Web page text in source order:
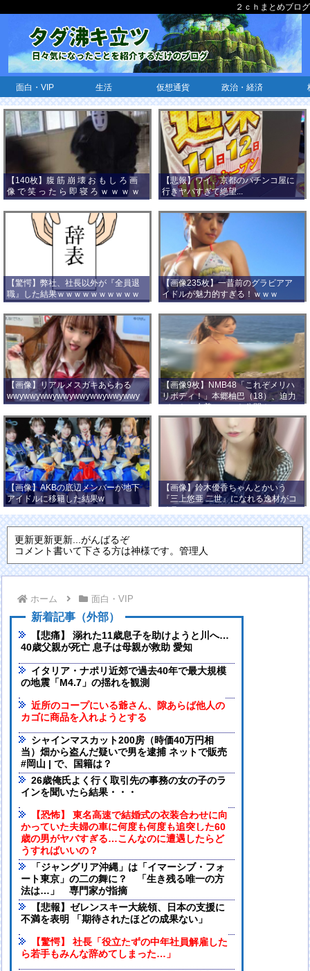
２ｃｈまとめブログ
面白・VIP 生活 仮想通貨 政治・経済
【140枚】腹 筋 崩 壊 お も し ろ 画
像 で 笑 っ た ら 即 寝 ろ ｗ ｗ ｗ ｗ
ｗ ｗ ｗ ｗ ｗ ｗ ｗ ｗ
【悲報】ワイ、京都のパチンコ屋に
行きヤバすぎて絶望...
【驚愕】弊社、社長以外が『全員退
職』した結果ｗｗｗｗｗｗｗｗｗｗ
ｗｗｗ
【画像235枚】一昔前のグラビアア
イドルが魅力的すぎる！ｗｗｗ
【画像】リアルメスガキあらわる
wwywwywwywwywwywwywwywwy
wwy
【画像9枚】NMB48「これぞメリハ
リボディ！」本郷柚巴（18）、迫力
バストの水着ショット公開！
【画像】AKBの底辺メンバーが地下
アイドルに移籍した結果w
【画像】鈴木優香ちゃんとかいう
『三上悠亜 二世』になれる逸材がコ
チラ
更新更新更新...がんばるぞ
コメント書いて下さる方は神様です。管理人
ホーム 面白・VIP
新着記事（外部）
【悲痛】 溺れた11歳息子を助けようと川へ…
40歳父親が死亡 息子は母親が救助 愛知
イタリア・ナポリ近郊で過去40年で最大規模
の地震「M4.7」の揺れを観測
近所のコープにいる爺さん、隙あらば他人の
カゴに商品を入れようとする
シャインマスカット200房（時価40万円相
当）畑から盗んだ疑いで男を逮捕 ネットで販売
#岡山 | で、国籍は？
26歳俺氏よく行く取引先の事務の女の子のラ
インを聞いたら結果・・・
【恐怖】 東名高速で結婚式の衣装合わせに向
かっていた夫婦の車に何度も何度も追突した60
歳の男がヤバすぎる…こんなのに遭遇したらど
うすればいいの？
「ジャングリア沖縄」は「イマーシブ・フォ
ート東京」の二の舞に？ 「生き残る唯一の方
法は…」 専門家が指摘
【悲報】ゼレンスキー大統領、日本の支援に
不満を表明 「期待されたほどの成果ない」
【驚愕】 社長「役立たずの中年社員解雇した
ら若手もみんな辞めてしまった…」